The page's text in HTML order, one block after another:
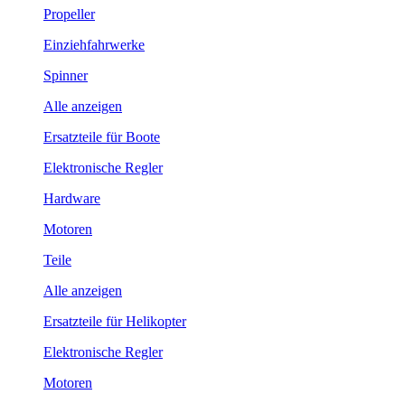
Propeller
Einziehfahrwerke
Spinner
Alle anzeigen
Ersatzteile für Boote
Elektronische Regler
Hardware
Motoren
Teile
Alle anzeigen
Ersatzteile für Helikopter
Elektronische Regler
Motoren